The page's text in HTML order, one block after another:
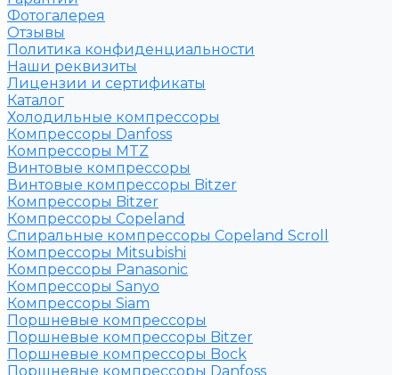
Фотогалерея
Отзывы
Политика конфиденциальности
Наши реквизиты
Лицензии и сертификаты
Каталог
Холодильные компрессоры
Компрессоры Danfoss
Компрессоры MTZ
Винтовые компрессоры
Винтовые компрессоры Bitzer
Компрессоры Bitzer
Компрессоры Copeland
Спиральные компрессоры Copeland Scroll
Компрессоры Mitsubishi
Компрессоры Panasonic
Компрессоры Sanyo
Компрессоры Siam
Поршневые компрессоры
Поршневые компрессоры Bitzer
Поршневые компрессоры Bock
Поршневые компрессоры Danfoss